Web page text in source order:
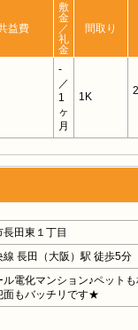
益費
敷
金
／
礼
金
間取り
-
／
1
ヶ
月
1K
田東１丁目
長田（大阪）駅 徒歩5分
電化マンション♪ペット
面もバッチリです★